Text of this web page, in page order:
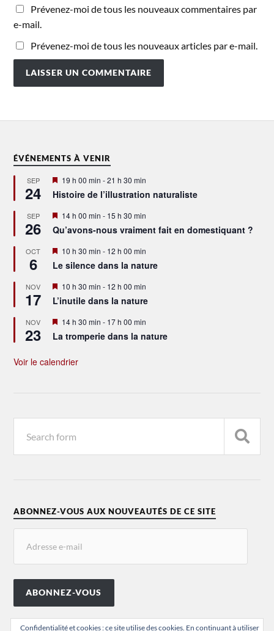
Prévenez-moi de tous les nouveaux commentaires par
e-mail.
Prévenez-moi de tous les nouveaux articles par e-mail.
ÉVÉNEMENTS À VENIR
SEP
24
Mis
avant
19 h 00 min -21 h 30 min
Histoire de l’illustration naturaliste
SEP
26
Mis
en
avant
14 h 00 min - 15 h 30 min
Qu’avons-nous vraiment fait en domestiquant ?
OCT
6
Mis
avant
10 h 30 min - 12 h 00 min
Le silence dans la nature
NOV
17
Mis
avant
10 h 30 min - 12 h 00 min
L’inutile dans la nature
NOV
23
Mis
avant
14 h 30 min - 17 h 00 min
La tromperie dans la nature
Voir le calendrier
ABONNEZ-VOUS AUX NOUVEAUTÉS DE CE SITE
ABONNEZ-VOUS
Confidentialité et cookies : ce site utilise des cookies. En continuant à utiliser